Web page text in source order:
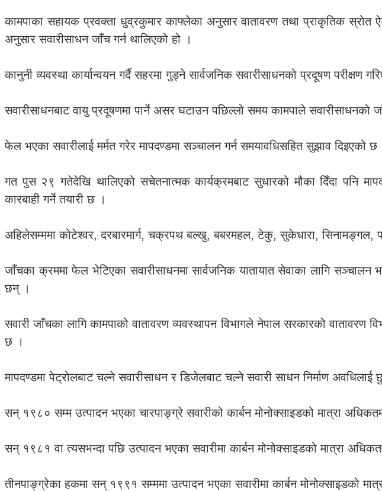
कामपाका सहायक प्रवक्ता धुव्रकुमार काफ्लेका अनुसार वातावरण तथा प्राकृतिक
अनुसार सवारीसाधन जाँच गर्न थालिएको हो ।
कानुनी व्यवस्था कार्यान्वयन गर्दै सहरमा गुड्ने सार्वजनिक सवारीसाधनको प्रदूषण परीक्षण
सवारीसाधनबाट वायु प्रदूषणमा पार्ने असर घटाउन पछिल्लो समय कामपाले सवारीसाधनको
फेल भएका सवारीलाई मर्मत गरेर मापदण्डमा सञ्चालन गर्न समयावधिसहित सुझाव दिइएको छ
गत पुस २९ गतेदेखि थालिएको सचेतनात्मक कार्यक्रमबाट सुधारको मौका दिँदा पनि
कारबाही गर्ने तयारी छ ।
अहिलेसम्ममा कोटेश्वर, दरबारमार्ग, चक्रपथ बल्खु, बबरमहल, टेकु, सुकेधारा, सिनामङ्गल,
जाँचका क्रममा फेल भेटिएका सवारीसाधनमा सार्वजनिक यातायात सेवाका लागि
छन् ।
सवारी जाँचका लागि कामपाको वातावरण व्यवस्थापन विभागले नेपाल सरकारको वातावरण
छ ।
मापदण्डमा पेट्रोलबाट चल्ने सवारीसाधन र डिजेलबाट चल्ने सवारी साधन निर्माण
सन् १९८० सम्म उत्पादन भएका चारपाङ्ग्रे सवारीको कार्बन मोनोक्साइडको मात्रा
सन् १९८१ वा त्यसभन्दा पछि उत्पादन भएका सवारीमा कार्बन मोनोक्साइडको मात्रा
तीनपाङ्ग्रेका हकमा सन् १९९१ सम्ममा उत्पादन भएका सवारीमा कार्बन मोनोक्साइडको